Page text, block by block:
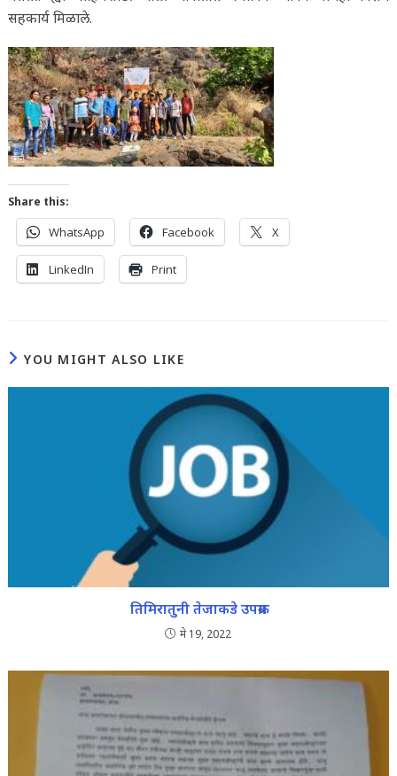
सहकार्य मिळाले.
Share this:
WhatsApp Facebook X
LinkedIn Print
YOU MIGHT ALSO LIKE
तिमिरातुनी तेजाकडे उपक्रम
मे 19, 2022